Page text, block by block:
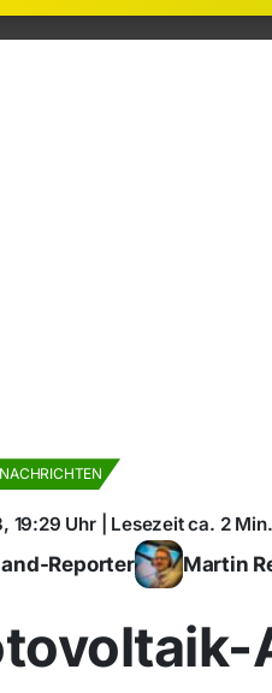
19:29 Uhr | Lesezeit ca. 2 Min. |
Reporter Martin